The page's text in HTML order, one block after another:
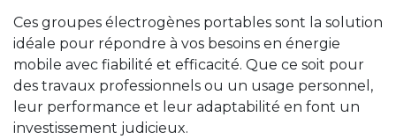
Ces groupes électrogènes portables sont la solution
idéale pour répondre à vos besoins en énergie
mobile avec fiabilité et efficacité. Que ce soit pour
des travaux professionnels ou un usage personnel,
leur performance et leur adaptabilité en font un
investissement judicieux.